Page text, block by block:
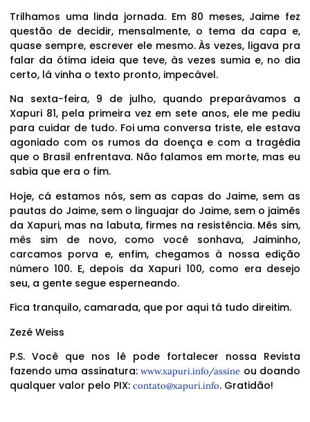
Trilhamos uma linda jornada. Em 80 meses, Jaime fez
questão de decidir, mensalmente, o tema da capa e,
quase sempre, escrever ele mesmo. Às vezes, ligava pra
falar da ótima ideia que teve, às vezes sumia e, no dia
certo, lá vinha o texto pronto, impecável.
Na sexta-feira, 9 de julho, quando preparávamos a
Xapuri 81, pela primeira vez em sete anos, ele me pediu
para cuidar de tudo. Foi uma conversa triste, ele estava
agoniado com os rumos da doença e com a tragédia
que o Brasil enfrentava. Não falamos em morte, mas eu
sabia que era o fim.
Hoje, cá estamos nós, sem as capas do Jaime, sem as
pautas do Jaime, sem o linguajar do Jaime, sem o jaimês
da Xapuri, mas na labuta, firmes na resistência. Mês sim,
mês sim de novo, como você sonhava, Jaiminho,
carcamos porva e, enfim, chegamos à nossa edição
número 100. E, depois da Xapuri 100, como era desejo
seu, a gente segue esperneando.
Fica tranquilo, camarada, que por aqui tá tudo direitim.
Zezé Weiss
P.S. Você que nos lê pode fortalecer nossa Revista
fazendo uma assinatura:www.xapuri.info/assine ou doando
qualquer valor pelo PIX: contato@xapuri.info. Gratidão!